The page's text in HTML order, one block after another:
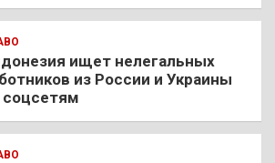
ищет нелегальных
из России и Украины
соцсетям